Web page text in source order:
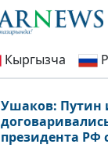
Кыргызча
Ушаков: Путин
президента РФ